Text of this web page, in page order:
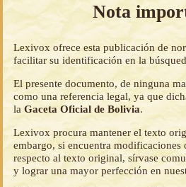
Nota
Lexivox ofrece esta publicación de
facilitar su identificación en la
El presente documento, de ninguna
como una referencia legal, ya que
laGaceta Oficial de Bolivia.
Lexivox procura mantener el texto
embargo, si encuentra modificaciones
respecto al texto original, sírvase
y lograr una mayor perfección en